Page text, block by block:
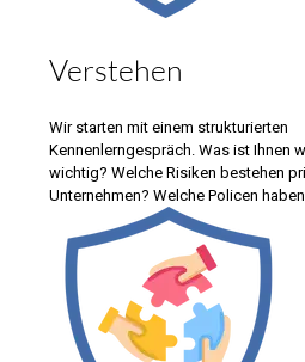
Verstehen
Wir starten mit einem strukturierten
Kennenlerngespräch. Was ist Ihnen
wichtig? Welche Risiken bestehen
Unternehmen? Welche Policen